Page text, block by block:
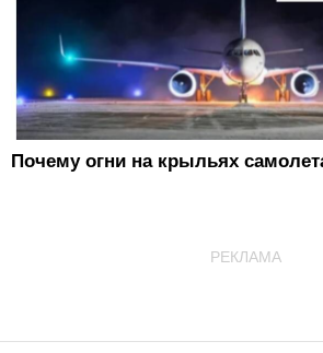
Почему огни на крыльях
РЕКЛАМА